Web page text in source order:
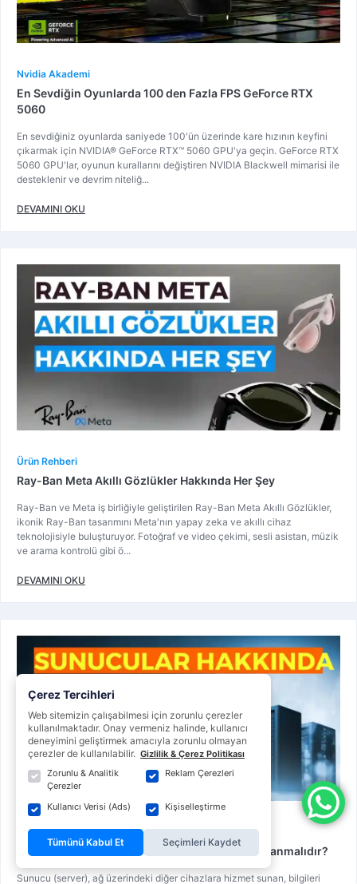
Nvidia Akademi
En Sevdiğin Oyunlarda 100 den Fazla FPS GeForce RTX
5060
En sevdiğiniz oyunlarda saniyede 100'ün üzerinde kare hızının keyfini
çıkarmak için NVIDIA® GeForce RTX™ 5060 GPU'ya geçin. GeForce RTX
5060 GPU'lar, oyunun kurallarını değiştiren NVIDIA Blackwell mimarisi ile
desteklenir ve devrim niteliğ...
DEVAMINI OKU
Ürün Rehberi
Ray-Ban Meta Akıllı Gözlükler Hakkında Her Şey
Ray-Ban ve Meta iş birliğiyle geliştirilen Ray-Ban Meta Akıllı Gözlükler,
ikonik Ray-Ban tasarımını Meta'nın yapay zeka ve akıllı cihaz
teknolojisiyle buluşturuyor. Fotoğraf ve video çekimi, sesli asistan, müzik
ve arama kontrolü gibi ö...
DEVAMINI OKU
Satın Alma Rehberi
Sunucu (Server) Nedir, Ne Değildir? Kimler Kullanmalıdır?
Sunucu (server), ağ üzerindeki diğer cihazlara hizmet sunan, bilgileri
Çerez Tercihleri
Web sitemizin çalışabilmesi için zorunlu çerezler
kullanılmaktadır. Onay vermeniz halinde, kullanıcı
deneyimini geliştirmek amacıyla zorunlu olmayan
çerezler de kullanılabilir. Gizlilik & Çerez Politikası
Zorunlu & Analitik
Çerezler
Reklam Çerezleri
Kullanıcı Verisi (Ads) Kişiselleştirme
Tümünü Kabul Et Seçimleri Kaydet